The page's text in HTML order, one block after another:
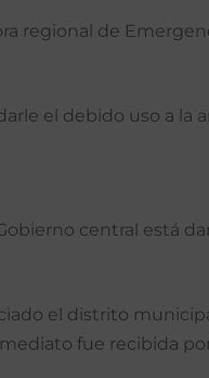
regional de
el debido uso a
central está
el distrito
fue recibida